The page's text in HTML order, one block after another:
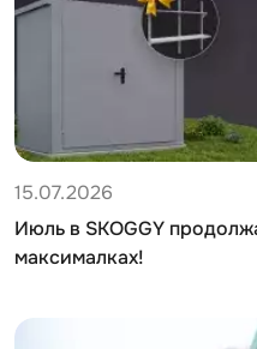
15.07.2026
Июль в SKOGGY
максималках!